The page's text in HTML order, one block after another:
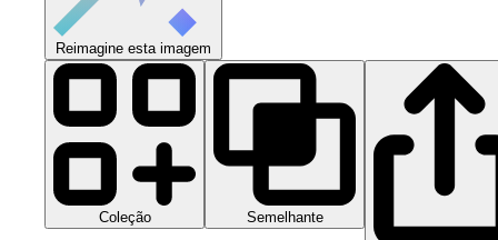
Reimagine esta imagem
Coleção Semelhante